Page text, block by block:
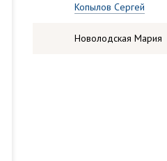
Копылов Сергей
Новолодская Мария